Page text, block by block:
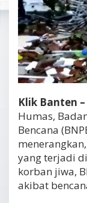
Klik Banten –
Humas,
Bencana
yang terjadi
korban jiwa,
akibat